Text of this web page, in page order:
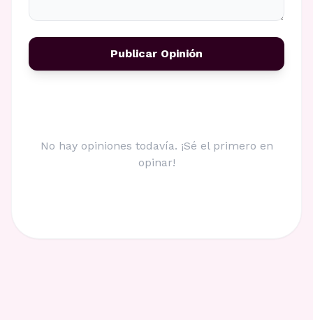
Publicar Opinión
No hay opiniones todavía. ¡Sé el primero en
opinar!